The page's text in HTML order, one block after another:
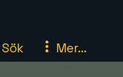
Mer...